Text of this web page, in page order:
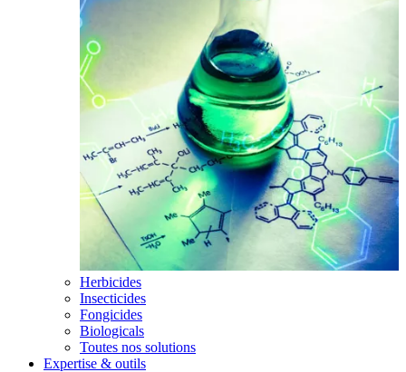
Herbicides
Insecticides
Fongicides
Biologicals
Toutes nos solutions
Expertise & outils